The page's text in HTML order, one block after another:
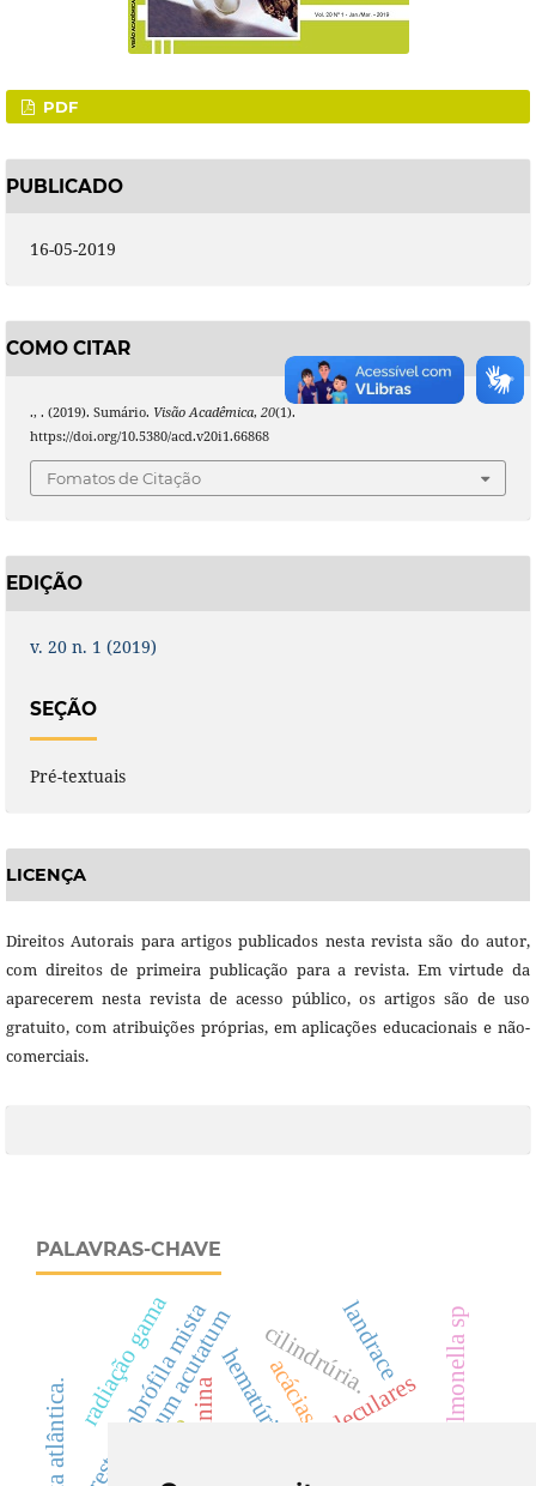
PDF
PUBLICADO
16-05-2019
COMO CITAR
., . (2019). Sumário. Visão Acadêmica, 20(1).
https://doi.org/10.5380/acd.v20i1.66868
Fomatos de Citação
EDIÇÃO
v. 20 n. 1 (2019)
SEÇÃO
Pré-textuais
LICENÇA
Direitos Autorais para artigos publicados nesta revista são do autor,
com direitos de primeira publicação para a revista. Em virtude da
aparecerem nesta revista de acesso público, os artigos são de uso
gratuito, com atribuições próprias, em aplicações educacionais e não-
comerciais.
PALAVRAS-CHAVE
creatinina
colletotrichum acutatum acácias
cilindrúria.
floresta ombrófila mistahematúria
radiação gama landrace
mata atlântica.
salmonella sp
cyp